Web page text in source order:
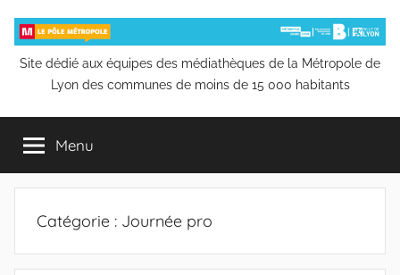
contenu
Pôle
Métropole
de
la
Bibliothèque
Site dédié aux équipes des médiathèques de la Métropole de
Lyon des communes de moins de 15 000 habitants
Menu
Catégorie : Journée pro